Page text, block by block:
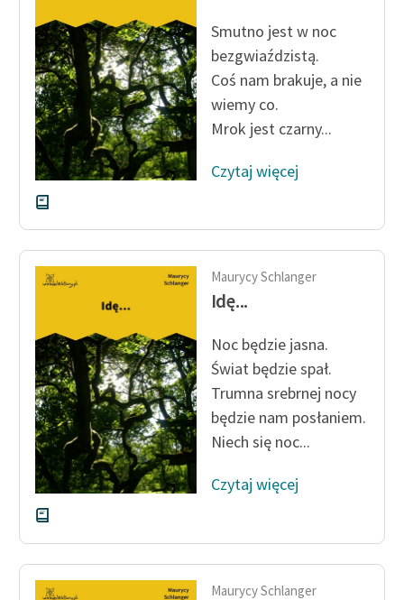
feministycznej
Ręce pełne poezji
Kolekcje edukacyjne
twórców przechodzących
do domeny publicznej,
lektur szkolnych oraz
Starego Testamentu
Odkurzamy bohaterów
Szkoła Poezji Wolnych
Lektur
Kontakt
O projekcie
Zespół
Zasady wykorzystania
Wolnych Lektur
Logotypy
Materiały promocyjne
Smutno jest w noc
bezgwiaździstą.
Coś nam brakuje, a nie
wiemy co.
Mrok jest czarny...
Czytaj więcej
Maurycy Schlanger
Idę...
Noc będzie jasna.
Świat będzie spał.
Trumna srebrnej nocy
będzie nam posłaniem.
Niech się noc...
Czytaj więcej
Maurycy Schlanger